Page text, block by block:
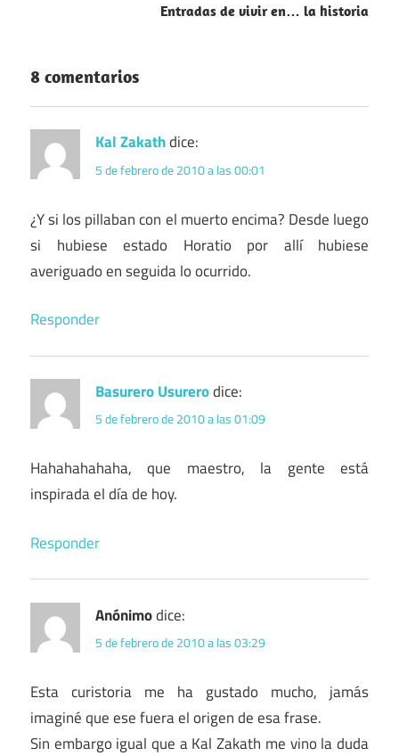
Entradas de vivir en… la historia
8 comentarios
Kal Zakathdice:
5 de febrero de 2010 a las 00:01
¿Y si los pillaban con el muerto encima? Desde luego
si hubiese estado Horatio por allí hubiese
averiguado en seguida lo ocurrido.
Responder
Basurero Usurerodice:
5 de febrero de 2010 a las 01:09
Hahahahahaha, que maestro, la gente está
inspirada el día de hoy.
Responder
Anónimodice:
5 de febrero de 2010 a las 03:29
Esta curistoria me ha gustado mucho, jamás
imaginé que ese fuera el origen de esa frase.
Sin embargo igual que a Kal Zakath me vino la duda